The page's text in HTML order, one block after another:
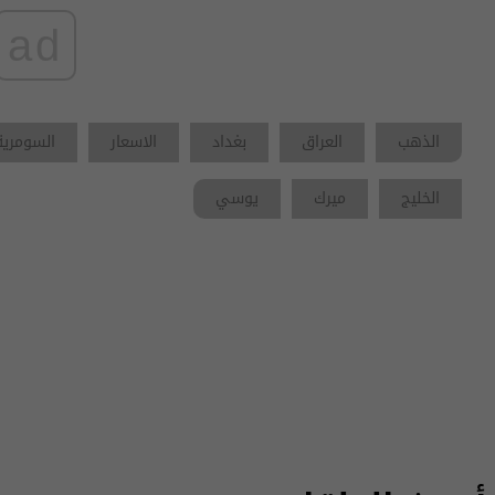
الذهب العراق بغداد الاسعار
الخليج
ميرك يوسي